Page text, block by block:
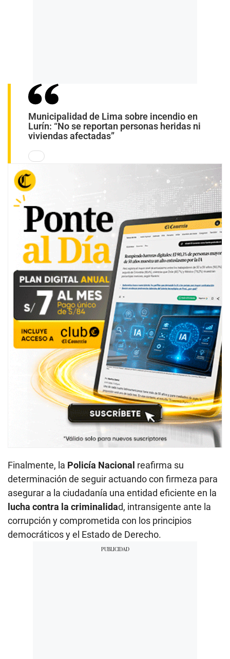
Municipalidad de Lima sobre incendio en
Lurín: “No se reportan personas heridas ni
viviendas afectadas”
Finalmente, la Policía Nacional reafirma su
determinación de seguir actuando con firmeza para
asegurar a la ciudadanía una entidad eficiente en la
lucha contra la criminalidad, intransigente ante la
corrupción y comprometida con los principios
democráticos y el Estado de Derecho.